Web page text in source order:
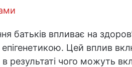
батьків впливає на
Цей вплив
результаті чого можуть